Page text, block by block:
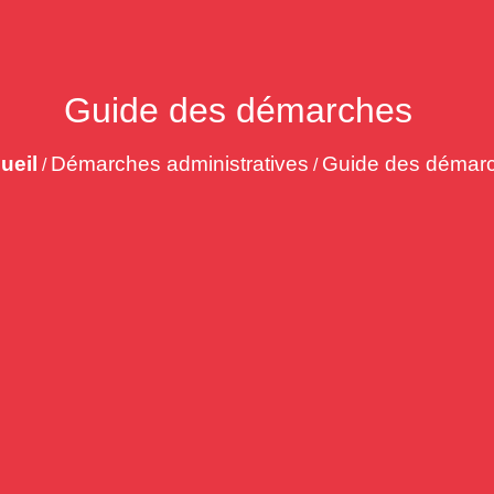
Guide des démarches
/ Démarches administratives / Guide des